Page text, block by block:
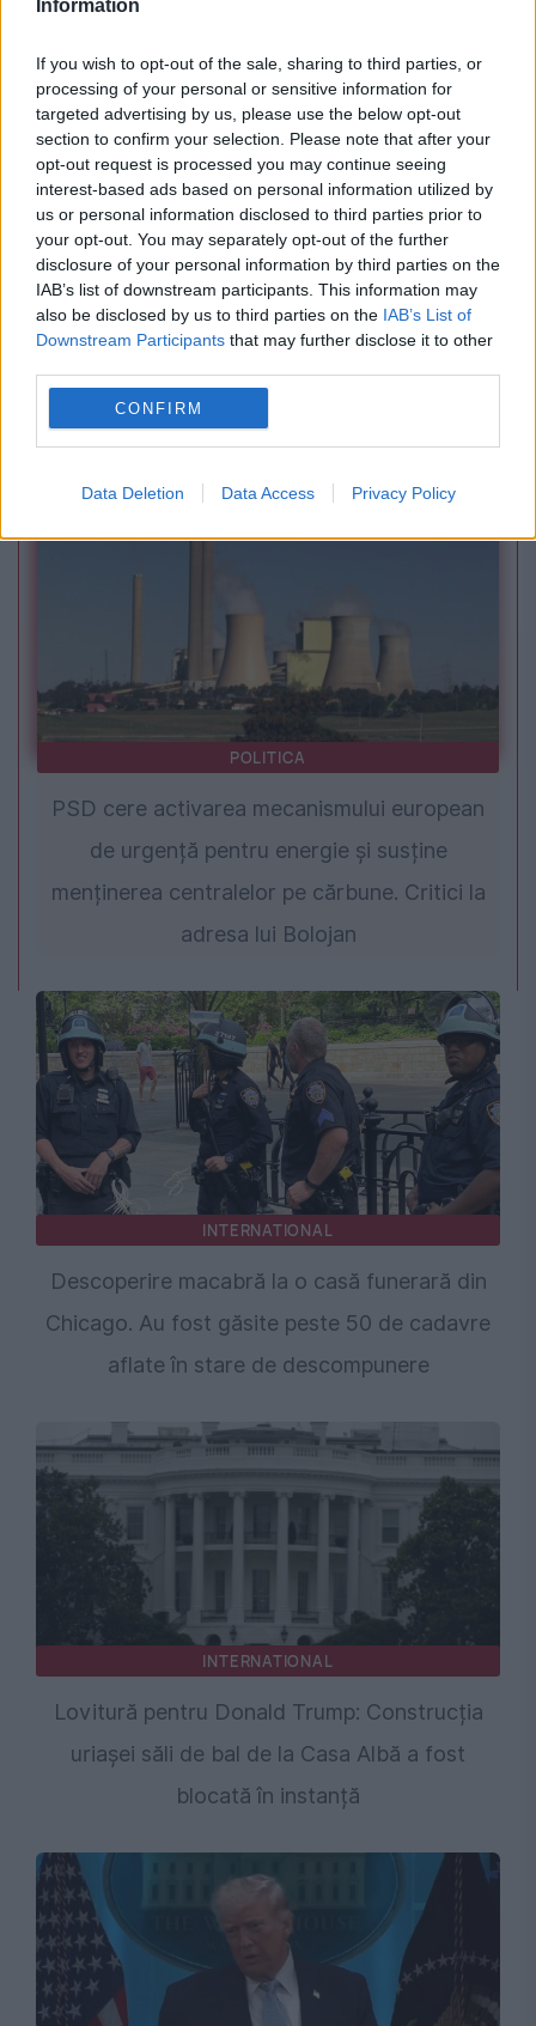
Information
If you wish to opt-out of the sale, sharing to third parties, or
processing of your personal or sensitive information for
targeted advertising by us, please use the below opt-out
section to confirm your selection. Please note that after your
opt-out request is processed you may continue seeing
interest-based ads based on personal information utilized by
us or personal information disclosed to third parties prior to
your opt-out. You may separately opt-out of the further
disclosure of your personal information by third parties on the
IAB’s list of downstream participants. This information may
also be disclosed by us to third parties on the IAB’s List of
Downstream Participants that may further disclose it to other
CONFIRM
Data Deletion Data Access Privacy Policy
INTERNATIONAL
Incidentul cu drona de la Leipzig stârnește
reacții vehemente. Rusia respinge acuzațiile
POLITICA
PSD cere activarea mecanismului european
de urgență pentru energie și susține
menținerea centralelor pe cărbune. Critici la
adresa lui Bolojan
INTERNATIONAL
Descoperire macabră la o casă funerară din
Chicago. Au fost găsite peste 50 de cadavre
aflate în stare de descompunere
INTERNATIONAL
Lovitură pentru Donald Trump: Construcția
uriașei săli de bal de la Casa Albă a fost
blocată în instanță